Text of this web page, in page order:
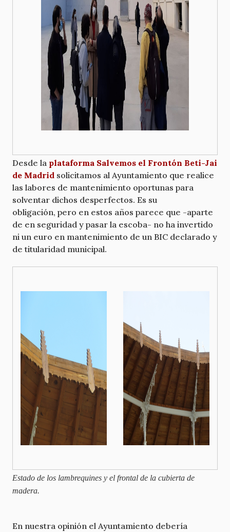
Desde la plataforma Salvemos el Frontón Beti-Jai
de Madrid solicitamos al Ayuntamiento que realice
las labores de mantenimiento oportunas para
solventar dichos desperfectos. Es su
obligación, pero en estos años parece que -aparte
de en seguridad y pasar la escoba- no ha invertido
ni un euro en mantenimiento de un BIC declarado y
de titularidad municipal.
Estado de los lambrequines y el frontal de la cubierta de
madera.
En nuestra opinión el Ayuntamiento debería